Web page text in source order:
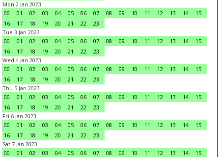
Mon 2 Jan 2023
00
01 02 03 04 05 06 07 08 09 10 11 12 13 14
15
16
17 18 19 20 21 22
23
Tue 3 Jan 2023
00
01 02 03 04 05 06 07 08 09 10 11 12 13 14
15
16
17 18 19 20 21 22
23
Wed 4 Jan 2023
00
01 02 03 04 05 06 07 08 09 10 11 12 13 14
15
16
17 18 19 20 21 22
23
Thu 5 Jan 2023
00
01 02 03 04 05 06 07 08 09 10 11 12 13 14
15
16
17 18 19 20 21 22
23
Fri 6 Jan 2023
00
01 02 03 04 05 06 07 08 09 10 11 12 13 14
15
16
17 18 19 20 21 22
23
Sat 7 Jan 2023
00
01 02 03 04 05 06 07 08 09 10 11 12 13 14
15